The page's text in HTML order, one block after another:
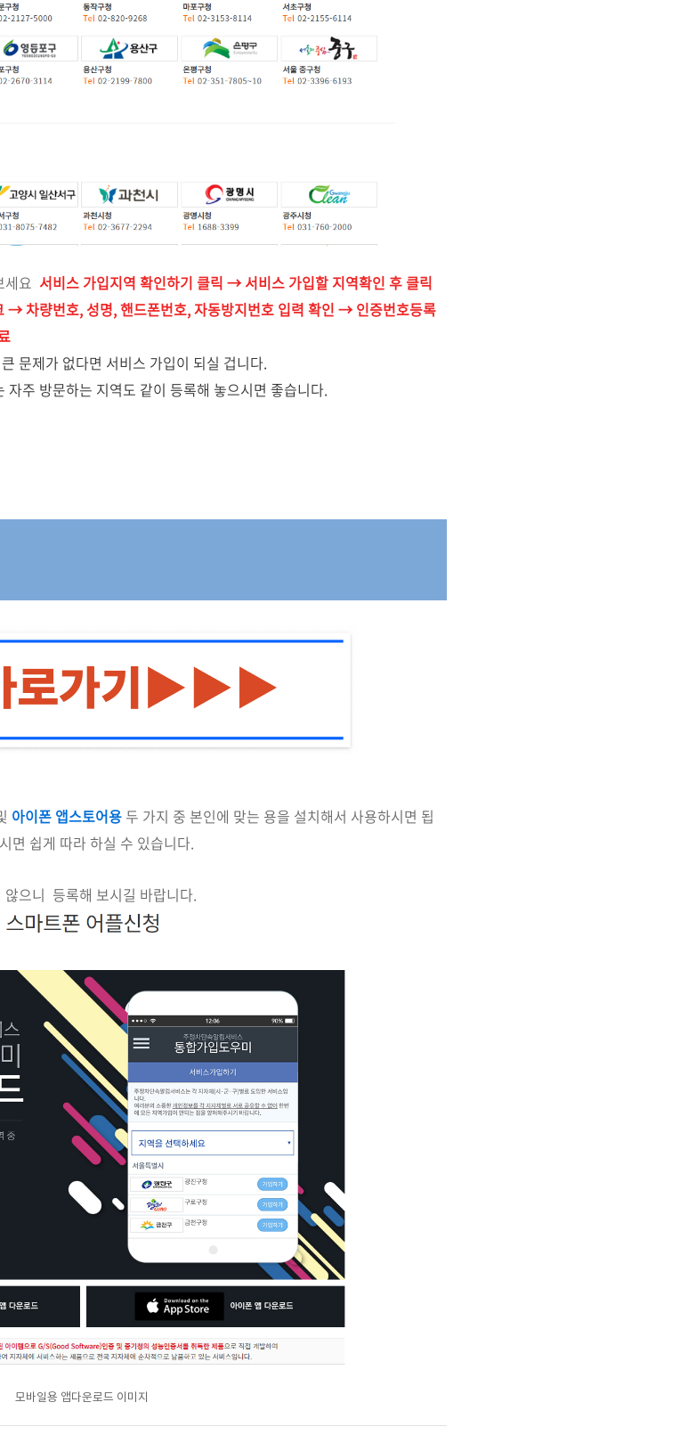
세요 서비스 가입지역 확인하기 클릭 → 서비스 가입할 지역확인 후 클릭
차량번호, 성명, 핸드폰번호, 자동방지번호 입력 확인 → 인증번호등록
문제가 없다면 서비스 가입이 되실 겁니다.
주 방문하는 지역도 같이 등록해 놓으시면 좋습니다.
아이폰 앱스토어용 두 가지 중 본인에 맞는 용을 설치해서 사용하시면 됩
면 쉽게 따라 하실 수 있습니다.
으니 등록해 보시길 바랍니다.
모바일용 앱다운로드 이미지